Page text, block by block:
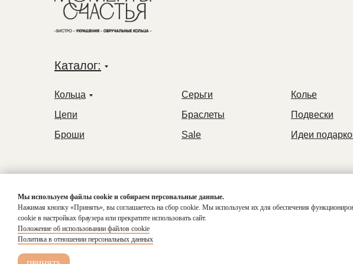
Мы используем файлы cookie и собираем персональные данные.
Нажимая кнопку «Принять», вы соглашаетесь на сбор cookie. Мы используем их для обеспечения
cookie в настройках браузера или прекратите использовать сайт.
Положение об использовании файлов cookie
Политика в отношении персональных данных
© 2024-2026. Все
права защищены.
Каталог:
Кольца
Цепи
Броши
Серьги
Браслеты
Sale
Колье
Подвески
Идеи